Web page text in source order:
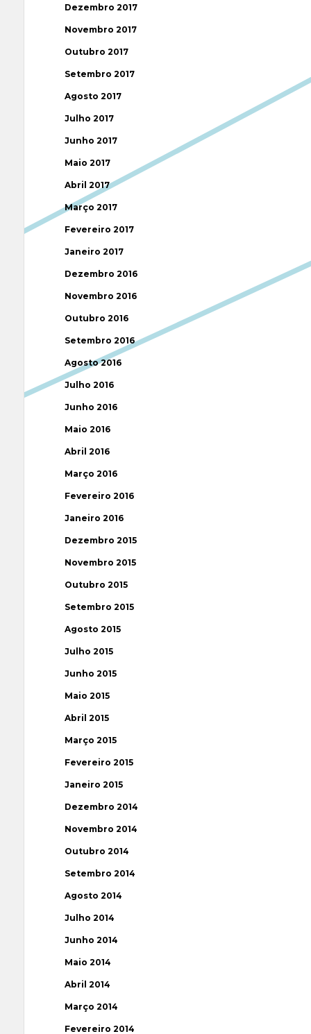
Dezembro 2017
Novembro 2017
Outubro 2017
Setembro 2017
Agosto 2017
Julho 2017
Junho 2017
Maio 2017
Abril 2017
Março 2017
Fevereiro 2017
Janeiro 2017
Dezembro 2016
Novembro 2016
Outubro 2016
Setembro 2016
Agosto 2016
Julho 2016
Junho 2016
Maio 2016
Abril 2016
Março 2016
Fevereiro 2016
Janeiro 2016
Dezembro 2015
Novembro 2015
Outubro 2015
Setembro 2015
Agosto 2015
Julho 2015
Junho 2015
Maio 2015
Abril 2015
Março 2015
Fevereiro 2015
Janeiro 2015
Dezembro 2014
Novembro 2014
Outubro 2014
Setembro 2014
Agosto 2014
Julho 2014
Junho 2014
Maio 2014
Abril 2014
Março 2014
Fevereiro 2014